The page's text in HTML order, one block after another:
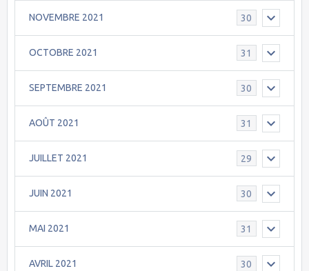
NOVEMBRE 2021 30
OCTOBRE 2021 31
SEPTEMBRE 2021 30
AOÛT 2021 31
JUILLET 2021 29
JUIN 2021 30
MAI 2021 31
AVRIL 2021 30